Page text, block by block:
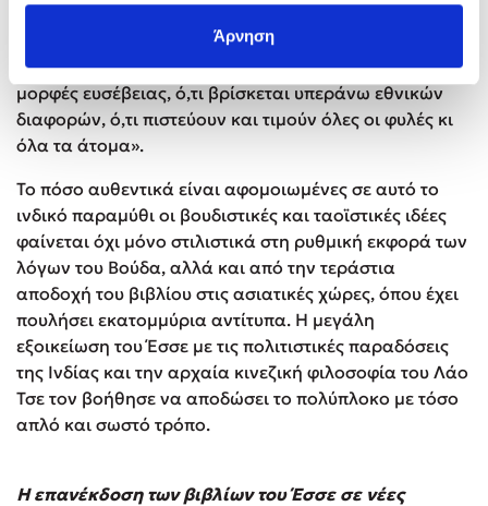
Άρνηση
φανταστική ιστορία της ζωής του Βούδα –Σιντάρτα
είναι το μικρό του όνομα– και προσπαθεί να βρει «ό,τι
έχουν κοινό όλα τα δόγματα και όλες οι ανθρώπινες
μορφές ευσέβειας, ό,τι βρίσκεται υπεράνω εθνικών
διαφορών, ό,τι πιστεύουν και τιμούν όλες οι φυλές κι
όλα τα άτομα».
Το πόσο αυθεντικά είναι αφομοιωμένες σε αυτό το
ινδικό παραμύθι οι βουδιστικές και ταοϊστικές ιδέες
φαίνεται όχι μόνο στιλιστικά στη ρυθμική εκφορά των
λόγων του Βούδα, αλλά και από την τεράστια
αποδοχή του βιβλίου στις ασιατικές χώρες, όπου έχει
πουλήσει εκατομμύρια αντίτυπα. Η μεγάλη
εξοικείωση του Έσσε με τις πολιτιστικές παραδόσεις
της Ινδίας και την αρχαία κινεζική φιλοσοφία του Λάο
Τσε τον βοήθησε να αποδώσει το πολύπλοκο με τόσο
απλό και σωστό τρόπο.
Η επανέκδοση των βιβλίων του Έσσε σε νέες